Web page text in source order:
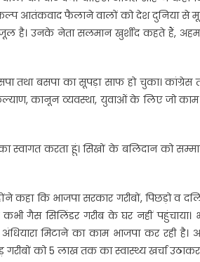
आतंकवाद फैलाने वालों को देश दुनिया से
है। उनके नेता सलमान खुर्शीद कहते हैं,
तथा बसपा का सूपड़ा साफ हो चुका। कांग्रेस
कानून व्यवस्था, युवाओं के लिए जो
स्वागत करता हूं। सिखों के बलिदान को
कहा कि भाजपा सरकार गरीबों, पिछड़ो व
गैस सिलिंडर गरीब के घर नहीं पहुंचाया।
मिटाने का काम भाजपा कर रही
को 5 लाख तक का स्वास्थ्य खर्चा उठाकर